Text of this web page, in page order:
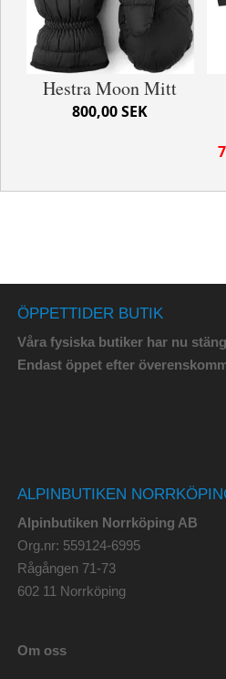
Hestra Moon Mitt
800,00 SEK
ÖPPETTIDER BUTIK
Våra fysiska butiker har nu
Endast öppet efter
ALPINBUTIKEN
Alpinbutiken Norrköping AB
Org.nr: 559124-6995
Rågången 71-73
602 11 Norrköping
Om oss